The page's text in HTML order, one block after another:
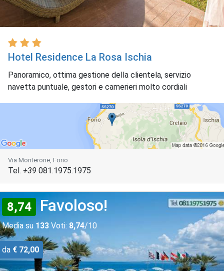
Hotel Residence La Rosa Ischia
Panoramico, ottima gestione della clientela, servizio
navetta puntuale, gestori e camerieri molto cordiali
Via Monterone, Forio
Tel. +39 081.1975.1975
8,74 Favoloso!
Media su 133 Voti: 8,74/10
da € 72,00